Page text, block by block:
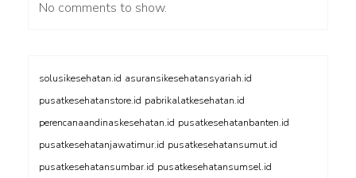
No comments to show.
solusikesehatan.id asuransikesehatansyariah.id
pusatkesehatanstore.id pabrikalatkesehatan.id
perencanaandinaskesehatan.id pusatkesehatanbanten.id
pusatkesehatanjawatimur.id pusatkesehatansumut.id
pusatkesehatansumbar.id pusatkesehatansumsel.id